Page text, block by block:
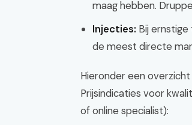
maag hebben.
Injecties: Bij
de meest directe
Hieronder een
Prijsindicaties voor
of online specialist):